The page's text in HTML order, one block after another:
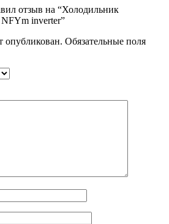
отзыв на “Холодильник
inverter”
опубликован. Обязательные поля